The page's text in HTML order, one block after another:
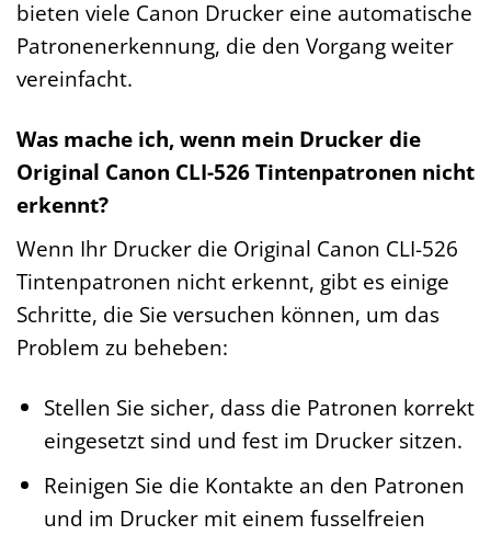
bieten viele Canon Drucker eine automatische
Patronenerkennung, die den Vorgang weiter
vereinfacht.
Was mache ich, wenn mein Drucker die
Original Canon CLI-526 Tintenpatronen nicht
erkennt?
Wenn Ihr Drucker die Original Canon CLI-526
Tintenpatronen nicht erkennt, gibt es einige
Schritte, die Sie versuchen können, um das
Problem zu beheben:
Stellen Sie sicher, dass die Patronen korrekt
eingesetzt sind und fest im Drucker sitzen.
Reinigen Sie die Kontakte an den Patronen
und im Drucker mit einem fusselfreien